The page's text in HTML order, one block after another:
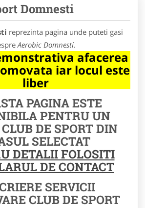
Domnesti
reprezinta pagina unde puteti gasi
Aerobic Domnesti.
afacerea
iar locul este
liber
PAGINA ESTE
PENTRU UN
DE SPORT DIN
SELECTAT
DETALII FOLOSITI
DE CONTACT
SERVICII
CLUB DE SPORT